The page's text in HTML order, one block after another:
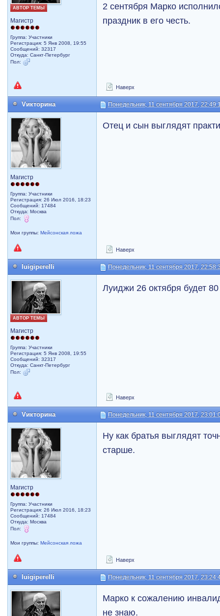
АВТОР ТЕМЫ
Магистр
Группа: Участники
Регистрация: 5 Янв 2008, 19:55
Сообщений: 32317
Откуда: Санкт-Петербург
Пол:
2 сентября Марко
праздник в его честь.
Наверх
Vикторина Понедельник, 11 сентября 2017,
Магистр
Группа: Участники
Регистрация: 26 Июл 2016, 18:23
Сообщений: 17484
Откуда: Москва
Пол:
Мои группы:Мейсонская ложа
Отец и сын выглядят
Наверх
luigiperelli Понедельник, 11 сентября 2017,
АВТОР ТЕМЫ
Магистр
Группа: Участники
Регистрация: 5 Янв 2008, 19:55
Сообщений: 32317
Откуда: Санкт-Петербург
Пол:
Луиджи 26 октября будет
Наверх
Vикторина Понедельник, 11 сентября 2017,
Магистр
Группа: Участники
Регистрация: 26 Июл 2016, 18:23
Сообщений: 17484
Откуда: Москва
Пол:
Мои группы:Мейсонская ложа
Ну как братья выглядят
старше.
Наверх
luigiperelli Понедельник, 11 сентября 2017,
Марко к сожалению
не знаю.